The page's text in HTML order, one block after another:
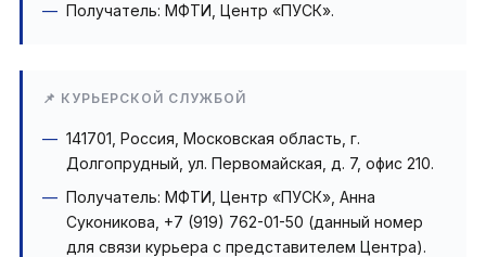
Получатель: МФТИ, Центр «ПУСК».
📌 КУРЬЕРСКОЙ СЛУЖБОЙ
141701, Россия, Московская область, г.
Долгопрудный, ул. Первомайская, д. 7, офис 210.
Получатель: МФТИ, Центр «ПУСК», Анна
Суконикова, +7 (919) 762-01-50 (данный номер
для связи курьера с представителем Центра).